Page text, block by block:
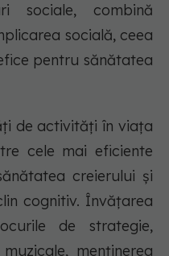
sociale, combină
socială, ceea
pentru sănătatea
de activități în viața
cele mai eficiente
creierului și
cognitiv. Învățarea
de strategie,
menținerea